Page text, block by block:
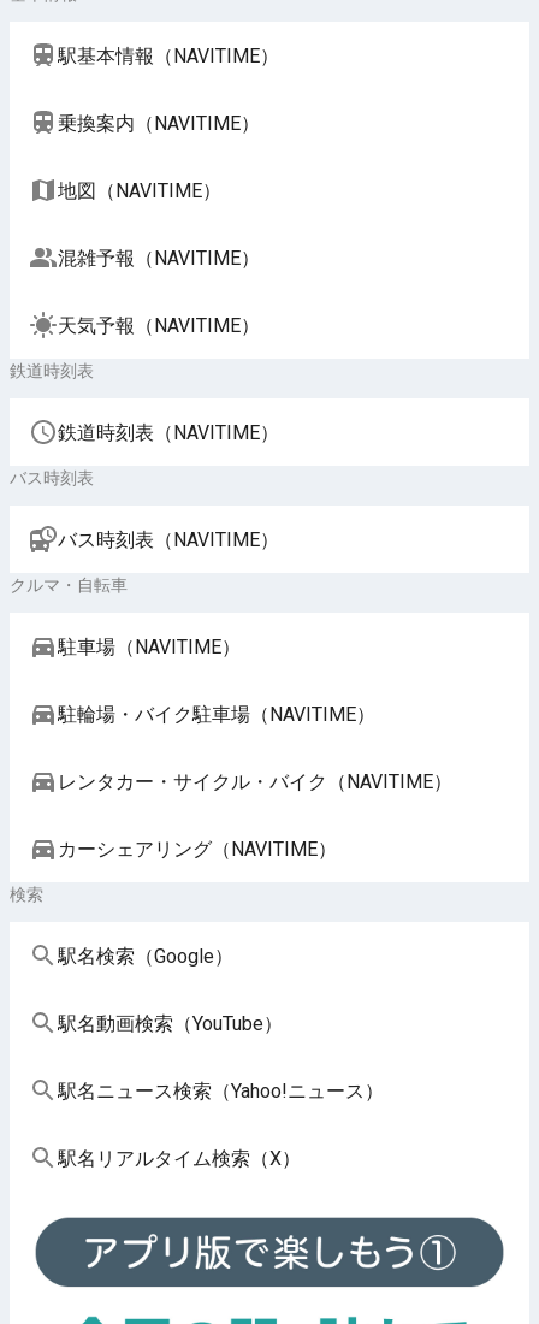
駅基本情報（NAVITIME）
乗換案内（NAVITIME）
地図（NAVITIME）
混雑予報（NAVITIME）
天気予報（NAVITIME）
鉄道時刻表
鉄道時刻表（NAVITIME）
バス時刻表
バス時刻表（NAVITIME）
クルマ・自転車
駐車場（NAVITIME）
駐輪場・バイク駐車場（NAVITIME）
レンタカー・サイクル・バイク（NAVITIME）
カーシェアリング（NAVITIME）
検索
駅名検索（Google）
駅名動画検索（YouTube）
駅名ニュース検索（Yahoo!ニュース）
駅名リアルタイム検索（X）